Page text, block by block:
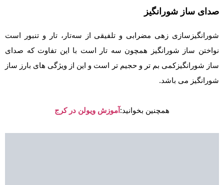
صدای ساز شورانگیز
شورانگیز‌سازی زهی مضرابی و تلفیقی از سه‌تار، تار و تنبور است
نواختن ساز شورانگیز همچون سه تار است با این تفاوت که صدای
ساز شورانگیزکمی بم تر و حجیم تر است و این از ویژگی های بارز ساز
شورانگیز می باشد.
همچنین بخوانید: آموزش ویولن در کرج